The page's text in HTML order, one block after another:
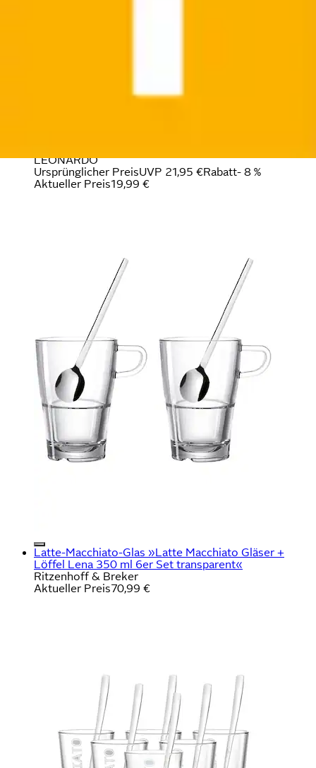
LEONARDO
Ursprünglicher PreisUVP 21,95 €Rabatt- 8 %
Aktueller Preis19,99 €
Latte-Macchiato-Glas »Latte Macchiato Gläser +
Löffel Lena 350 ml 6er Set transparent«
Ritzenhoff & Breker
Aktueller Preis70,99 €